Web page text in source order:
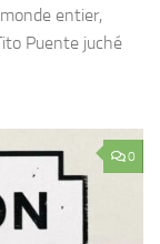
entier,
Puente juché
0